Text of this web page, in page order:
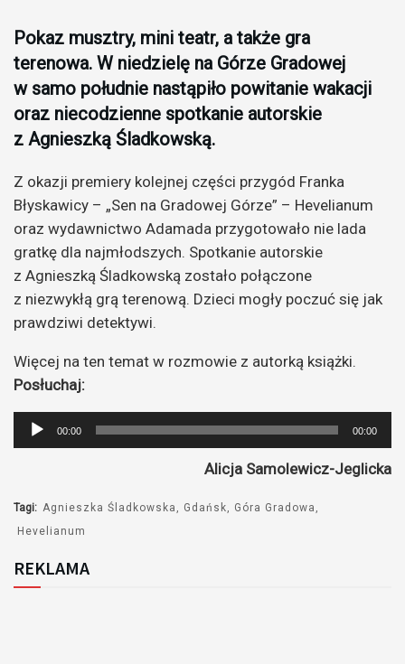
Pokaz musztry, mini teatr, a także gra
terenowa. W niedzielę na Górze Gradowej
w samo południe nastąpiło powitanie wakacji
oraz niecodzienne spotkanie autorskie
z Agnieszką Śladkowską.
Z okazji premiery kolejnej części przygód Franka
Błyskawicy – „Sen na Gradowej Górze” – Hevelianum
oraz wydawnictwo Adamada przygotowało nie lada
gratkę dla najmłodszych. Spotkanie autorskie
z Agnieszką Śladkowską zostało połączone
z niezwykłą grą terenową. Dzieci mogły poczuć się jak
prawdziwi detektywi.
Więcej na ten temat w rozmowie z autorką książki.
Posłuchaj:
Odtwarzacz
plików
00:00 00:00
Alicja Samolewicz-Jeglicka
Tagi: Agnieszka Śladkowska Gdańsk
Góra Gradowa
Hevelianum
REKLAMA